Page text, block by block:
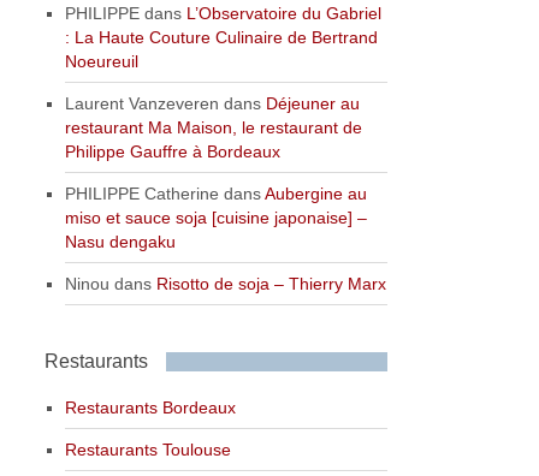
PHILIPPE dans L’Observatoire du Gabriel
: La Haute Couture Culinaire de Bertrand
Noeureuil
Laurent Vanzeveren dans Déjeuner au
restaurant Ma Maison, le restaurant de
Philippe Gauffre à Bordeaux
PHILIPPE Catherine dansAubergine au
miso et sauce soja [cuisine japonaise] –
Nasu dengaku
Ninou dans Risotto de soja – Thierry Marx
Restaurants
Restaurants Bordeaux
Restaurants Toulouse